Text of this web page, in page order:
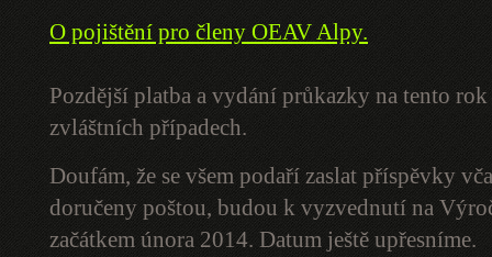
O pojištění pro členy OEAV Alpy.
Pozdější platba a vydání průkazky na tento
zvláštních případech.
Doufám, že se všem podaří zaslat příspěvky
doručeny poštou, budou k vyzvednutí na
začátkem února 2014. Datum ještě upřesníme.